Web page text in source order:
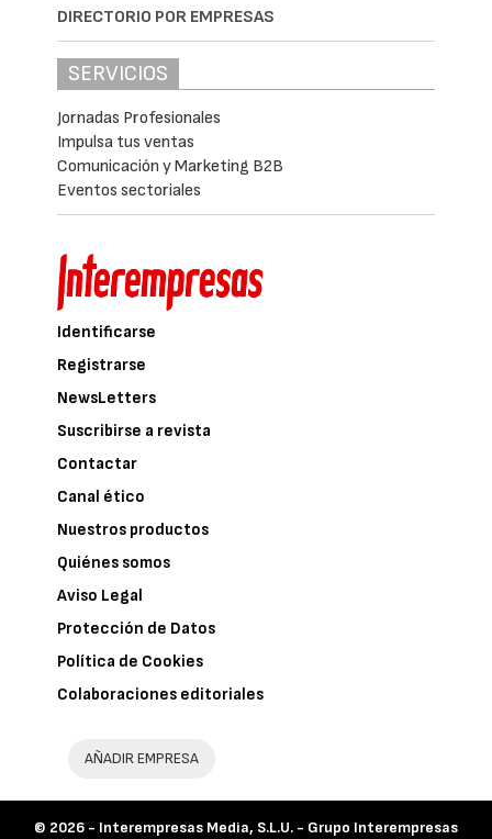
DIRECTORIO POR EMPRESAS
SERVICIOS
Jornadas Profesionales
Impulsa tus ventas
Comunicación y Marketing B2B
Eventos sectoriales
Identificarse
Registrarse
NewsLetters
Suscribirse a revista
Contactar
Canal ético
Nuestros productos
Quiénes somos
Aviso Legal
Protección de Datos
Política de Cookies
Colaboraciones editoriales
AÑADIR EMPRESA
© 2026 - Interempresas Media, S.L.U. - Grupo Interempresas